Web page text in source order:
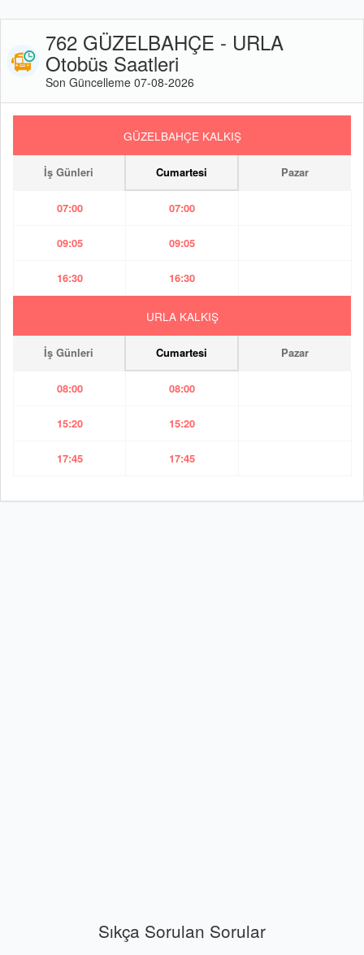
762 GÜZELBAHÇE - URLA
Otobüs Saatleri
Son Güncelleme 07-08-2026
GÜZELBAHÇE KALKIŞ
İş Günleri Cumartesi Pazar
07:00 07:00
09:05 09:05
16:30 16:30
URLA KALKIŞ
İş Günleri Cumartesi Pazar
08:00 08:00
15:20 15:20
17:45 17:45
Sıkça Sorulan Sorular